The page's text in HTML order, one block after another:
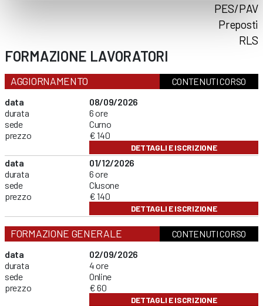
PES/PAV
Preposti
RLS
FORMAZIONE LAVORATORI
AGGIORNAMENTO
CONTENUTI CORSO
data
durata
sede
prezzo
08/09/2026
6 ore
Curno
€ 140
DETTAGLI E ISCRIZIONE
data
durata
sede
prezzo
01/12/2026
6 ore
Clusone
€ 140
DETTAGLI E ISCRIZIONE
FORMAZIONE GENERALE
CONTENUTI CORSO
data
durata
sede
prezzo
02/09/2026
4 ore
Online
€ 60
DETTAGLI E ISCRIZIONE